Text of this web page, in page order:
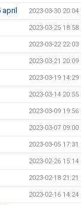
2023-03-30 20:04
2023-03-25 18:58
2023-03-22 22:03
2023-03-21 20:09
2023-03-19 14:29
2023-03-14 20:55
2023-03-09 19:56
2023-03-07 09:00
2023-03-05 17:31
2023-02-26 15:14
2023-02-18 21:21
2023-02-16 14:24